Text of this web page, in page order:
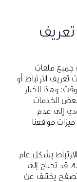
جميع ملفات
تعريف الارتباط أو
وهذا الخيار
الخدمات
إلى عدم
مواقعنا
بشكل عام
قد تحتاج إلى
يختلف عن